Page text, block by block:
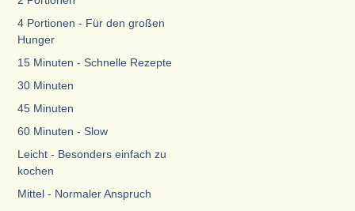
4 Portionen - Für den großen
Hunger
15 Minuten - Schnelle Rezepte
30 Minuten
45 Minuten
60 Minuten - Slow
Leicht - Besonders einfach zu
kochen
Mittel - Normaler Anspruch